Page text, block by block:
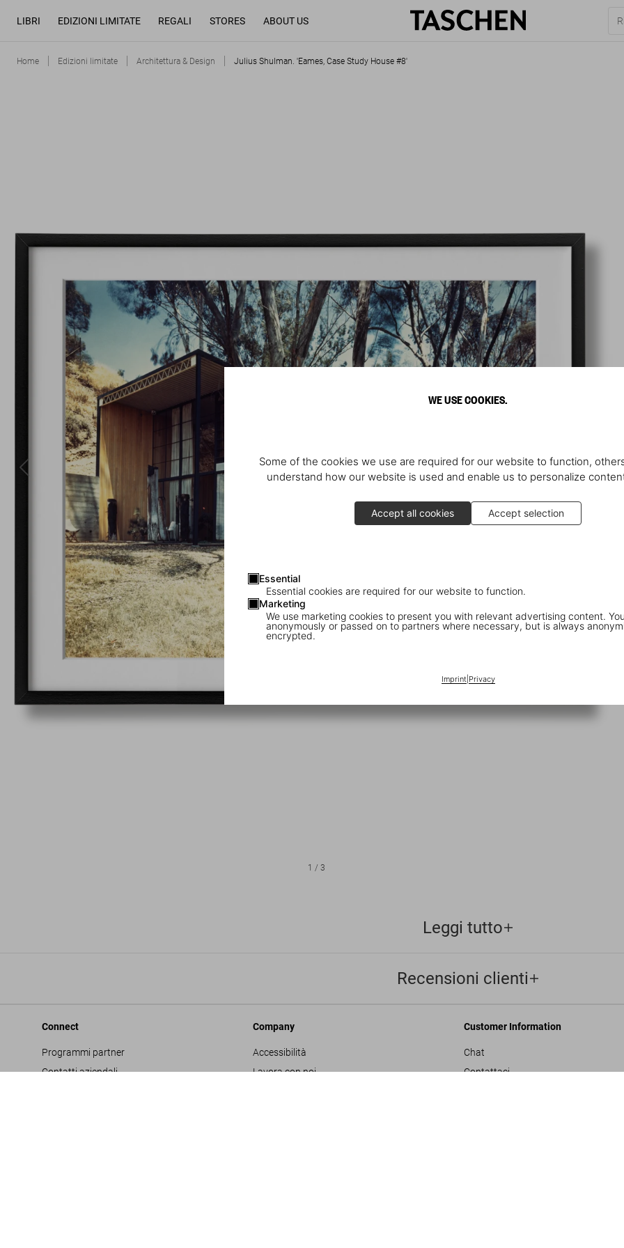
WE USE COOKIES.
Some of the cookies we use are required for our website to function,
understand how our website is used and enable us to personalize
Accept all cookies Accept selection
Essential
Essential cookies are required for our website to function.
Marketing
We use marketing cookies to present you with relevant advertising content.
anonymously or passed on to partners where necessary, but is always
encrypted.
Imprint| Privacy
LIBRI EDIZIONI LIMITATE REGALI STORES ABOUT US
Home Edizioni limitate Architettura & Design Julius Shulman. 'Eames, Case Study House #8'
1 /3
Leggi tutto
Recensioni clienti
Connect
Programmi partner
Contatti aziendali
Company
Accessibilità
Lavora con noi
Customer Information
Chat
Contattaci